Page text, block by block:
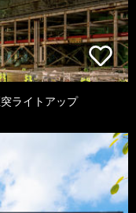
ライトアップ